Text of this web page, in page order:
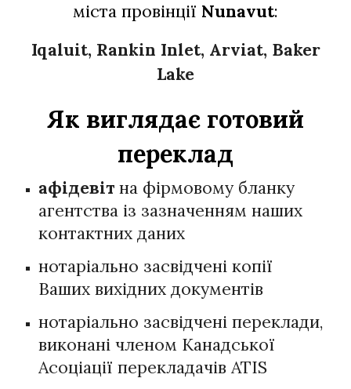
міста провінції Nunavut:
Iqaluit, Rankin Inlet, Arviat, Baker
Lake
Як виглядає готовий
переклад
афідевітна фірмовому бланку
агентства із зазначенням наших
контактних даних
нотаріально засвідчені копії
Ваших вихідних документів
нотаріально засвідчені переклади,
виконані членом Канадської
Асоціації перекладачів ATIS